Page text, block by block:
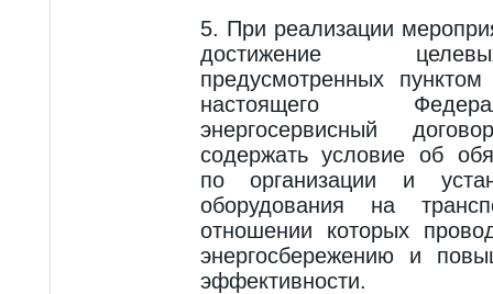
5. При реализации
достижение
предусмотренных
настоящего
энергосервисный
содержать условие об
по организации и
оборудования на
отношении которых
энергосбережению и
эффективности.